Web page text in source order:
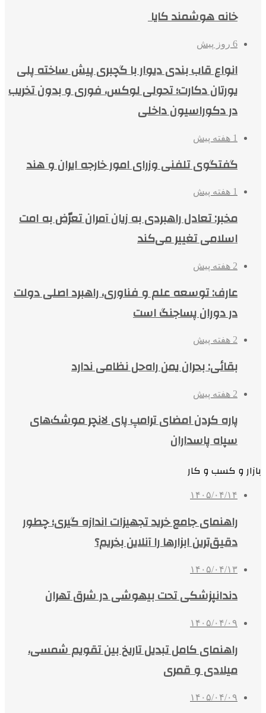
خانه هوشمند کایا
6 روز پیش
انواع قاب بندی دیوار با گچبری پیش ساخته پلی
یورتان دکارت؛ تحولی لوکس، فوری و بدون تخریب
در دکوراسیون داخلی
1 هفته پیش
گفتگوی تلفنی وزرای امور خارجه ایران و هند
1 هفته پیش
مخبر: تعادل راهبردی به زیان آمران تعرّض به امت
اسلامی تغییر می‌کند
2 هفته پیش
عارف: توسعه علم و فناوری، راهبرد اصلی دولت
در دوران پساجنگ است
2 هفته پیش
بقائی: بحران یمن راه‌حل نظامی ندارد
2 هفته پیش
پاره کردن امضای ترامپ پای لانچر موشک‌های
سپاه پاسداران
بازار و کسب و کار
۱۴۰۵/۰۴/۱۴
راهنمای جامع خرید تجهیزات اندازه گیری؛ چطور
دقیق‌ترین ابزارها را آنلاین بخریم؟
۱۴۰۵/۰۴/۱۳
دندانپزشکی تحت بیهوشی در شرق تهران
۱۴۰۵/۰۴/۰۹
راهنمای کامل تبدیل تاریخ بین تقویم شمسی،
میلادی و قمری
۱۴۰۵/۰۴/۰۹